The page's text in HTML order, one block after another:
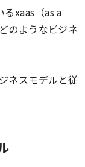
るxaas（as a
のようなビジネ
ネスモデルと従